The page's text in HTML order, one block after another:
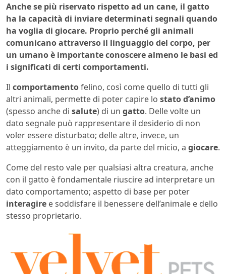
Anche se più riservato rispetto ad un cane, il gatto
ha la capacità di inviare determinati segnali quando
ha voglia di giocare. Proprio perché gli animali
comunicano attraverso il linguaggio del corpo, per
un umano è importante conoscere almeno le basi ed
i significati di certi comportamenti.
Il comportamentofelino, così come quello di tutti gli
altri animali, permette di poter capire lo stato d’animo
(spesso anche di salute) di un gatto. Delle volte un
dato segnale può rappresentare il desiderio di non
voler essere disturbato; delle altre, invece, un
atteggiamento è un invito, da parte del micio, a giocare.
Come del resto vale per qualsiasi altra creatura, anche
con il gatto è fondamentale riuscire ad interpretare un
dato comportamento; aspetto di base per poter
interagire e soddisfare il benessere dell’animale e dello
stesso proprietario.